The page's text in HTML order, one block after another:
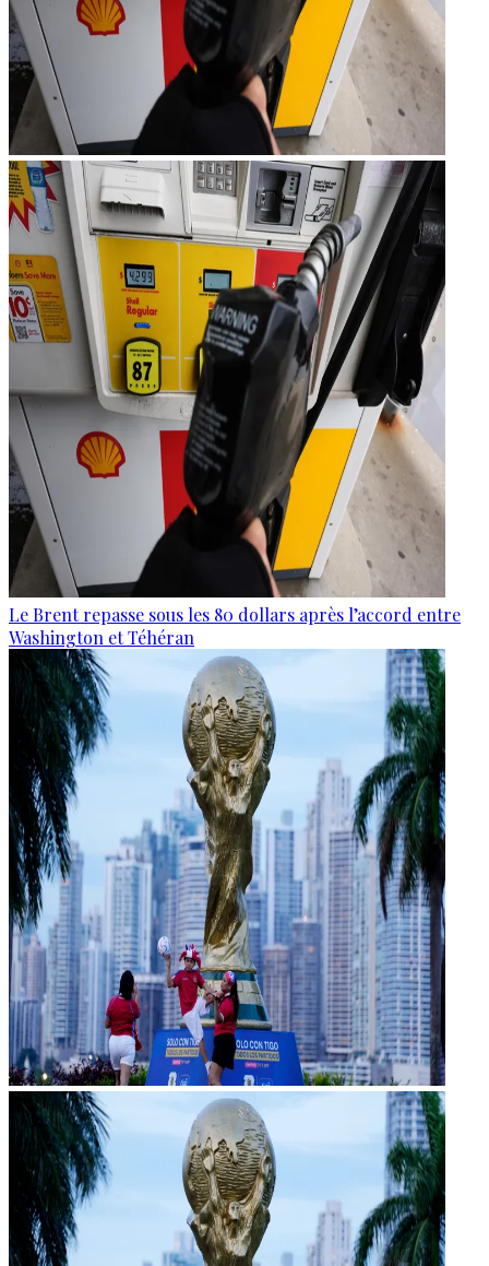
Le Brent repasse sous les 80 dollars après l’accord entre
Washington et Téhéran